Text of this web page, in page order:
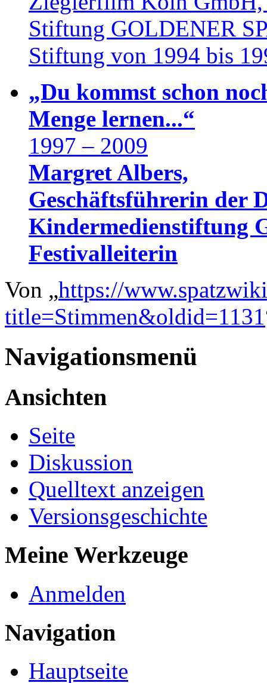
Stiftung GOLDENER
Stiftung von 1994 bis
„Du kommst schon
Menge lernen...“
1997 – 2009
Margret Albers,
Geschäftsführerin der
Kindermedienstiftung
Festivalleiterin
Von „https://
title=Stimmen&oldid=1131
Navigationsmenü
Ansichten
Seite
Diskussion
Quelltext anzeigen
Versionsgeschichte
Meine Werkzeuge
Anmelden
Navigation
Hauptseite